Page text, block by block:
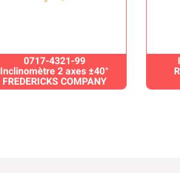
0717-4321-99
Inclinomètre 2 axes ±40°
FREDERICKS COMPANY